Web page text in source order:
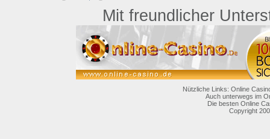
Mit freundlicher
Nützliche Links: Online
Auch unterwegs im
Die besten Online
Copyright